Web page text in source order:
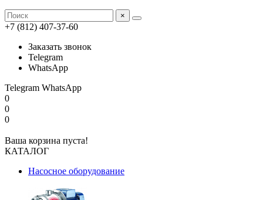
×
+7 (812) 407-37-60
Заказать звонок
Telegram
WhatsApp
Telegram WhatsApp
0
0
0
Ваша корзина пуста!
КАТАЛОГ
Насосное оборудование